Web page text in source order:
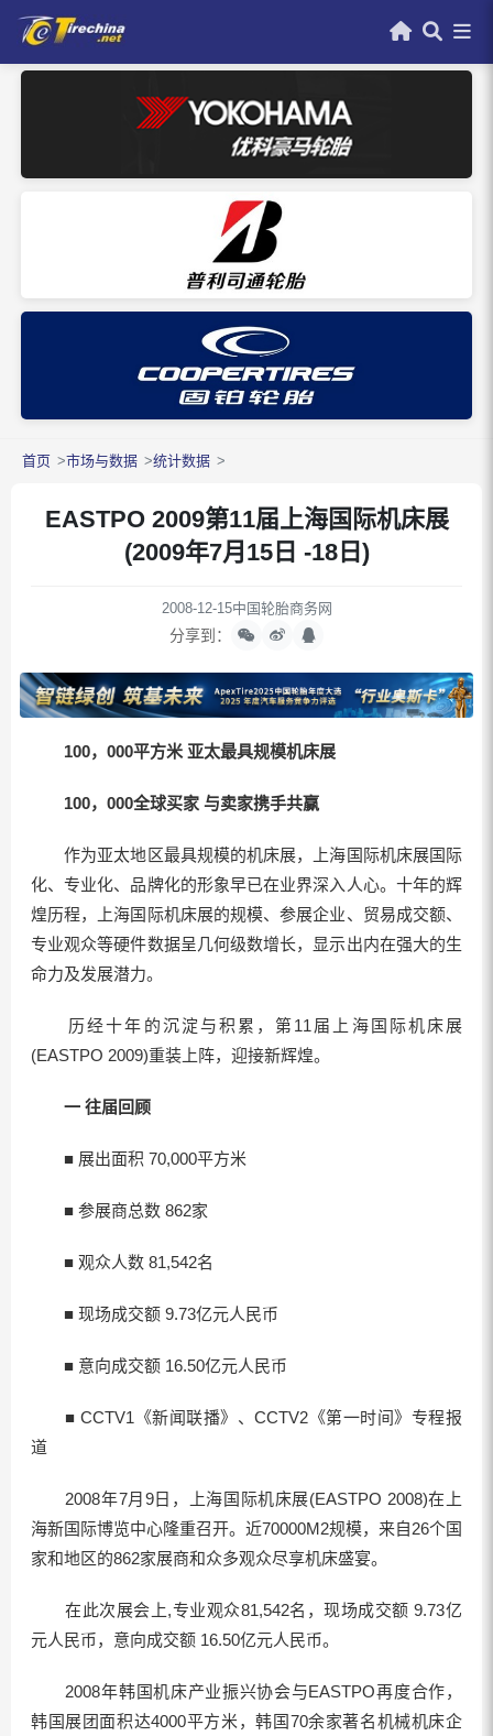
首页 市场与数据 统计数据
EASTPO 2009第11届上海国际机床展
(2009年7月15日 -18日)
2008-12-15中国轮胎商务网
分享到：
100，000平方米 亚太最具规模机床展
100，000全球买家 与卖家携手共赢
作为亚太地区最具规模的机床展，上海国际机床展国际
化、专业化、品牌化的形象早已在业界深入人心。十年的辉
煌历程，上海国际机床展的规模、参展企业、贸易成交额、
专业观众等硬件数据呈几何级数增长，显示出内在强大的生
命力及发展潜力。
历经十年的沉淀与积累，第11届上海国际机床展
(EASTPO 2009)重装上阵，迎接新辉煌。
一 往届回顾
■ 展出面积 70,000平方米
■ 参展商总数 862家
■ 观众人数 81,542名
■ 现场成交额 9.73亿元人民币
■ 意向成交额 16.50亿元人民币
■ CCTV1《新闻联播》、CCTV2《第一时间》专程报
道
2008年7月9日，上海国际机床展(EASTPO 2008)在上
海新国际博览中心隆重召开。近70000M2规模，来自26个国
家和地区的862家展商和众多观众尽享机床盛宴。
在此次展会上,专业观众81,542名，现场成交额 9.73亿
元人民币，意向成交额 16.50亿元人民币。
2008年韩国机床产业振兴协会与EASTPO再度合作，
韩国展团面积达4000平方米，韩国70余家著名机械机床企